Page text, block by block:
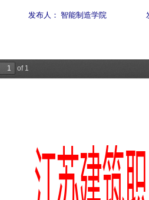
发布人： 智能制造学院